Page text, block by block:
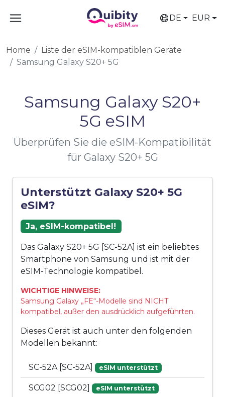
DE EUR
Home
Liste der eSIM-kompatiblen Geräte
Samsung Galaxy S20+ 5G
Samsung Galaxy S20+
5G eSIM
Überprüfen Sie die eSIM-Kompatibilität
für Galaxy S20+ 5G
Unterstützt Galaxy S20+ 5G
eSIM?
Ja, eSIM-kompatibel!
Das Galaxy S20+ 5G [SC-52A] ist ein beliebtes
Smartphone von Samsung und ist mit der
eSIM-Technologie kompatibel.
WICHTIGE HINWEISE:
Samsung Galaxy „FE“-Modelle sind NICHT
kompatibel, außer den ausdrücklich aufgeführten.
Dieses Gerät ist auch unter den folgenden
Modellen bekannt:
SC-52A [SC-52A] eSIM unterstützt
SCG02 [SCG02] eSIM unterstützt